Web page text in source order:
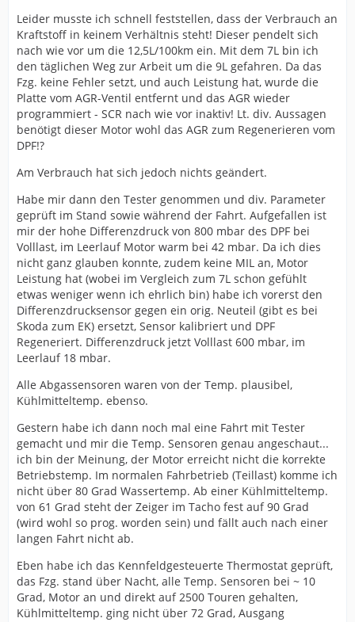
Leider musste ich schnell feststellen, dass der Verbrauch an
Kraftstoff in keinem Verhältnis steht! Dieser pendelt sich
nach wie vor um die 12,5L/100km ein. Mit dem 7L bin ich
den täglichen Weg zur Arbeit um die 9L gefahren. Da das
Fzg. keine Fehler setzt, und auch Leistung hat, wurde die
Platte vom AGR-Ventil entfernt und das AGR wieder
programmiert - SCR nach wie vor inaktiv! Lt. div. Aussagen
benötigt dieser Motor wohl das AGR zum Regenerieren vom
DPF!?
Am Verbrauch hat sich jedoch nichts geändert.
Habe mir dann den Tester genommen und div. Parameter
geprüft im Stand sowie während der Fahrt. Aufgefallen ist
mir der hohe Differenzdruck von 800 mbar des DPF bei
Volllast, im Leerlauf Motor warm bei 42 mbar. Da ich dies
nicht ganz glauben konnte, zudem keine MIL an, Motor
Leistung hat (wobei im Vergleich zum 7L schon gefühlt
etwas weniger wenn ich ehrlich bin) habe ich vorerst den
Differenzdrucksensor gegen ein orig. Neuteil (gibt es bei
Skoda zum EK) ersetzt, Sensor kalibriert und DPF
Regeneriert. Differenzdruck jetzt Volllast 600 mbar, im
Leerlauf 18 mbar.
Alle Abgassensoren waren von der Temp. plausibel,
Kühlmitteltemp. ebenso.
Gestern habe ich dann noch mal eine Fahrt mit Tester
gemacht und mir die Temp. Sensoren genau angeschaut...
ich bin der Meinung, der Motor erreicht nicht die korrekte
Betriebstemp. Im normalen Fahrbetrieb (Teillast) komme ich
nicht über 80 Grad Wassertemp. Ab einer Kühlmitteltemp.
von 61 Grad steht der Zeiger im Tacho fest auf 90 Grad
(wird wohl so prog. worden sein) und fällt auch nach einer
langen Fahrt nicht ab.
Eben habe ich das Kennfeldgesteuerte Thermostat geprüft,
das Fzg. stand über Nacht, alle Temp. Sensoren bei ~ 10
Grad, Motor an und direkt auf 2500 Touren gehalten,
Kühlmitteltemp. ging nicht über 72 Grad, Ausgang